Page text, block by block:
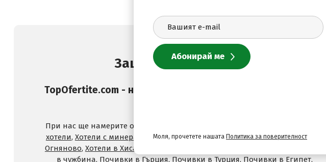
Защо да изберете нас
TopOfertite.com - най-предпочитан онлайн сайт за почивки
При нас ще намерите оферти за
хотели, Хотели с минерален басейн,Хотели във Велинград,Хотели в село
Огняново, Хотели в Хисаря
в чужбина, Почивки в Гърция, Почивки в Турция, Почивки в Египет,
Моля, прочетете нашата Политика за поверителност